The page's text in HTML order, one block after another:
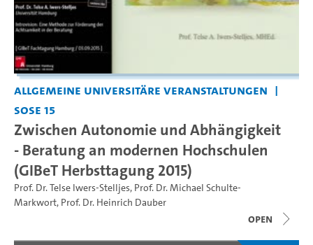
Allgemeine universitäre Veranstaltungen
SoSe 15
Zwischen Autonomie und Abhängigkeit
- Beratung an modernen Hochschulen
(GIBeT Herbsttagung 2015)
Prof. Dr. Telse Iwers-Stelljes, Prof. Dr. Michael Schulte-
Markwort, Prof. Dr. Heinrich Dauber
open